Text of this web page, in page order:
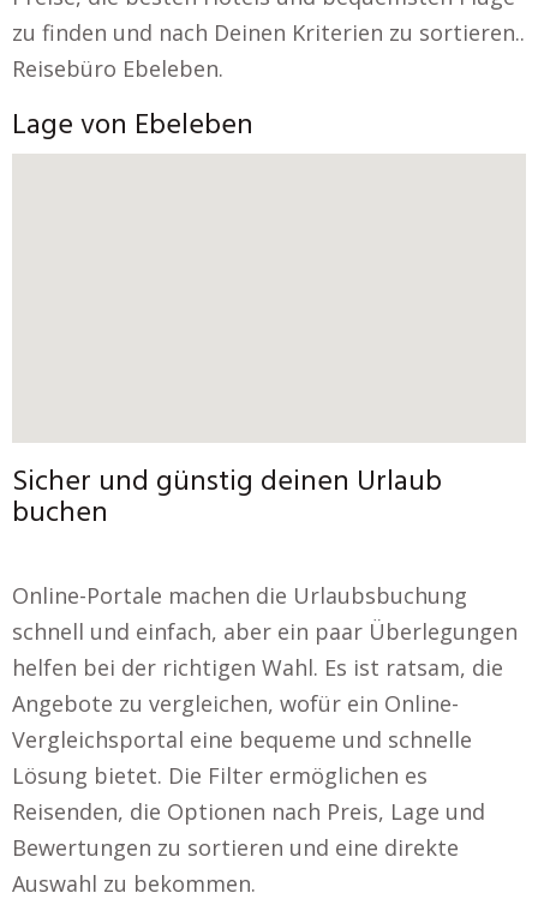
zu finden und nach Deinen Kriterien zu sortieren..
Reisebüro Ebeleben.
Lage von Ebeleben
Sicher und günstig deinen Urlaub
buchen
Online-Portale machen die Urlaubsbuchung
schnell und einfach, aber ein paar Überlegungen
helfen bei der richtigen Wahl. Es ist ratsam, die
Angebote zu vergleichen, wofür ein Online-
Vergleichsportal eine bequeme und schnelle
Lösung bietet. Die Filter ermöglichen es
Reisenden, die Optionen nach Preis, Lage und
Bewertungen zu sortieren und eine direkte
Auswahl zu bekommen.